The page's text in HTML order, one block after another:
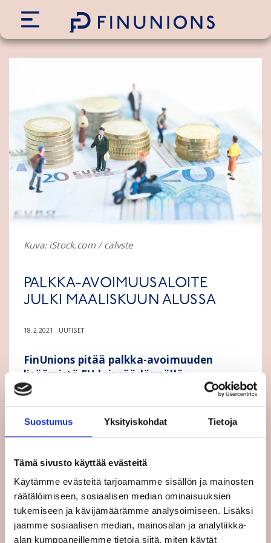
Suostumus Yksityiskohdat Tietoja
Tämä sivusto käyttää evästeitä
Käytämme evästeitä tarjoamamme sisällön ja mainosten
räätälöimiseen, sosiaalisen median ominaisuuksien
tukemiseen ja kävijämäärämme analysoimiseen. Lisäksi
jaamme sosiaalisen median, mainosalan ja analytiikka-
alan kumppaneillemme tietoja siitä, miten käytät
Kuva: iStock.com / calvste
PALKKA-AVOIMUUSALOITE
JULKI MAALISKUUN ALUSSA
18.2.2021 UUTISET
FinUnions pitää palkka-avoimuuden
lisäämistä EU-lainsäädännöllä
tehokkaana keinona lisätä palkkatasa-
arvoa.
Komission odotetaan julkaisevan palkka-
maaliskuuta.
Tasa-arvoasioista vastaavan komissaarin
Helena Dallinvastuualueeseen kuuluvan
hankkeen julkaiseminen on lykkääntynyt
alkuperäisestä aikataulustaan noin vuodella.